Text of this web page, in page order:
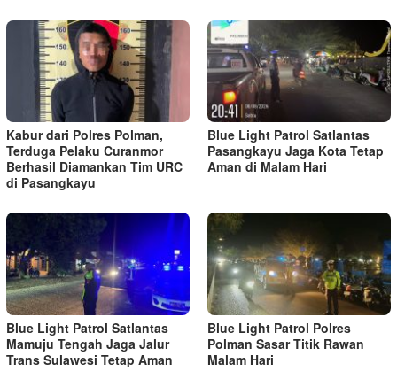
Kabur dari Polres Polman,
Terduga Pelaku Curanmor
Berhasil Diamankan Tim URC
di Pasangkayu
Blue Light Patrol Satlantas
Pasangkayu Jaga Kota Tetap
Aman di Malam Hari
Blue Light Patrol Satlantas
Mamuju Tengah Jaga Jalur
Trans Sulawesi Tetap Aman
Blue Light Patrol Polres
Polman Sasar Titik Rawan
Malam Hari